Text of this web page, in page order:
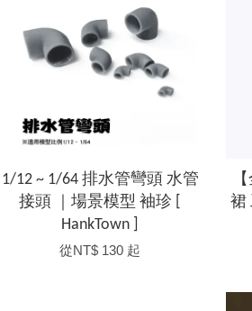
1/12 ~ 1/64 排水管彎頭 水管
接頭 ｜場景模型 袖珍 [
HankTown ]
從NT$ 130 起
裙